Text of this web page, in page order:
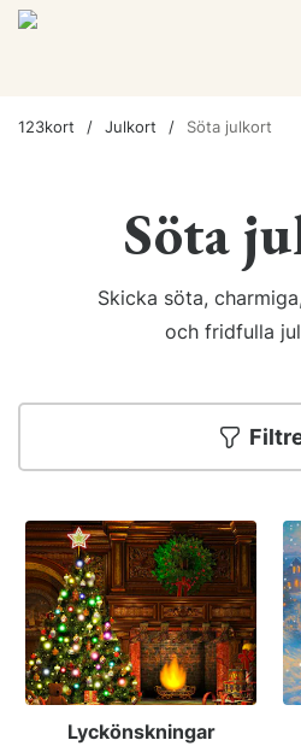
123kort Julkort Söta julkort
Söta
Skicka söta,
och fridfulla
Lyckönskningar